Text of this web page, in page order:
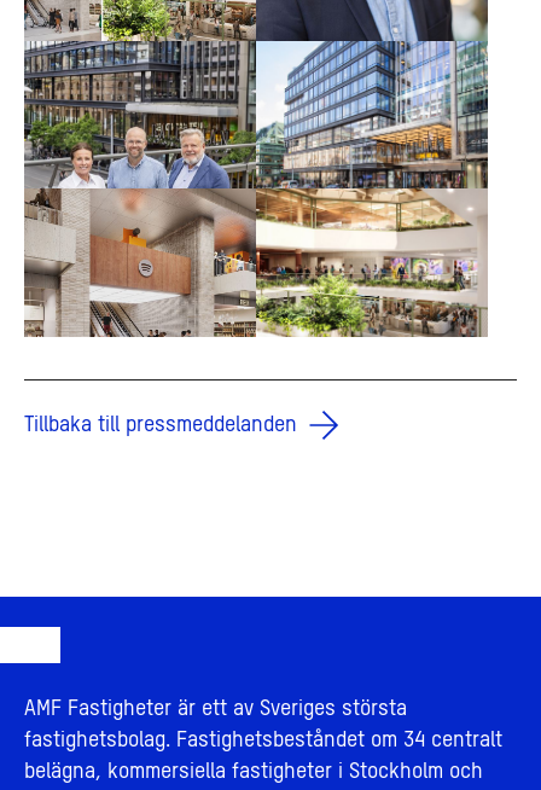
Tillbaka till pressmeddelanden
AMF Fastigheter är ett av Sveriges största
fastighetsbolag. Fastighetsbeståndet om 34 centralt
belägna, kommersiella fastigheter i Stockholm och